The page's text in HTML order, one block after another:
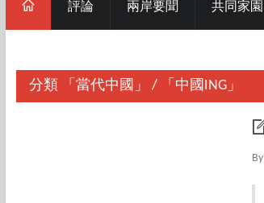
評論 兩岸要聞 共同家園
分類 「當代中國」 / 「中國ING」
By